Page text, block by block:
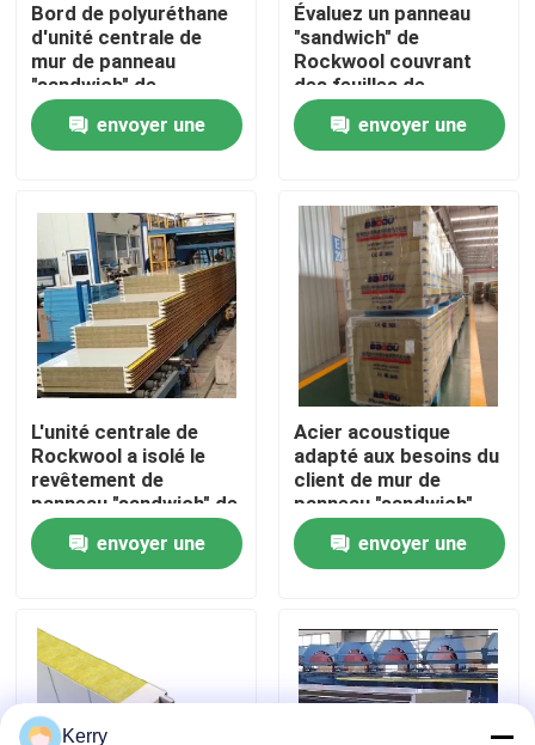
Maison
Produits
Visite d'usine
Contrôle de qualité
Contactez-nous
Demandez une citation
Entrepôt de structure métallique
atelier de structure métallique
Bord de polyuréthane
d'unité centrale de
mur de panneau
"sandwich" de
Rockwool d'isolation
envoyer une
Évaluez un panneau
"sandwich" de
Rockwool couvrant
des feuilles de
cachetage de
polyuréthane ignifuge
envoyer une
L'unité centrale de
Rockwool a isolé le
revêtement de
panneau "sandwich" de
panneau pour le toit et
le mur envoyer une
Acier acoustique
adapté aux besoins du
client de mur de
panneau "sandwich"
d'isolation de
Rockwool insonorisé
envoyer une
Kerry